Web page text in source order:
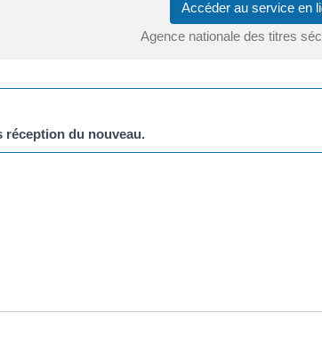
Accéder au service en
Agence nationale des titres
réception du nouveau.